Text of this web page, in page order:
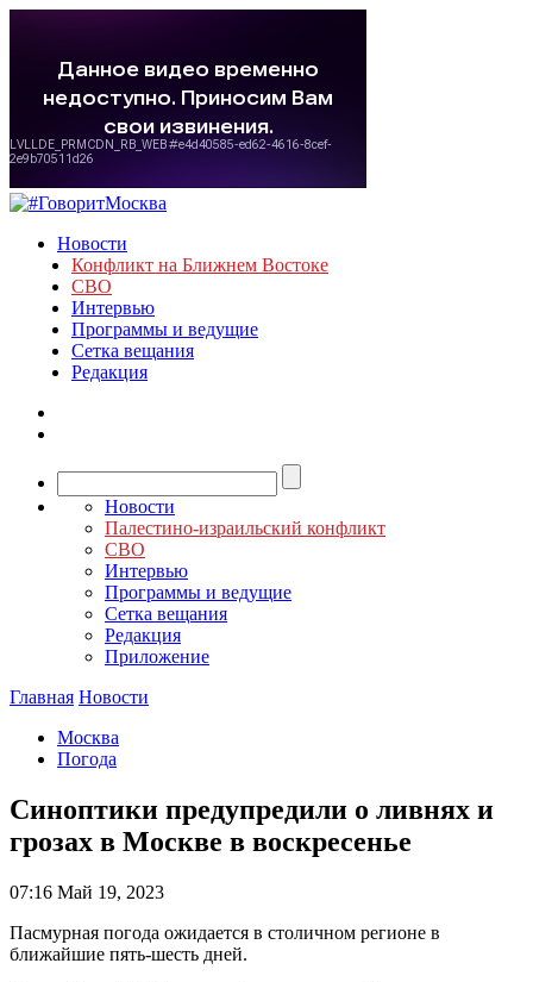
Новости
Конфликт на Ближнем Востоке
СВО
Интервью
Программы и ведущие
Сетка вещания
Редакция
Новости
Палестино-израильский конфликт
СВО
Интервью
Программы и ведущие
Сетка вещания
Редакция
Приложение
Главная Новости
Москва
Погода
Синоптики предупредили о ливнях и
грозах в Москве в воскресенье
07:16 Май 19, 2023
Пасмурная погода ожидается в столичном регионе в
ближайшие пять-шесть дней.